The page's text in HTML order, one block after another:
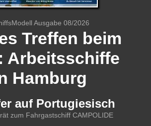
Ausgabe 08/2026
Treffen beim
Arbeitsschiffe
Hamburg
auf Portugiesisch
zum Fahrgastschiff CAMPOLIDE